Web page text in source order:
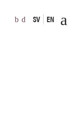
SV EN